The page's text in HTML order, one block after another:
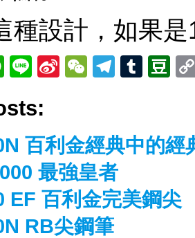
種設計，如果
WhatsApp
LineSinaWeChat
百利金經典中的經
最強皇者
EF 百利金完美鋼尖
RB尖鋼筆